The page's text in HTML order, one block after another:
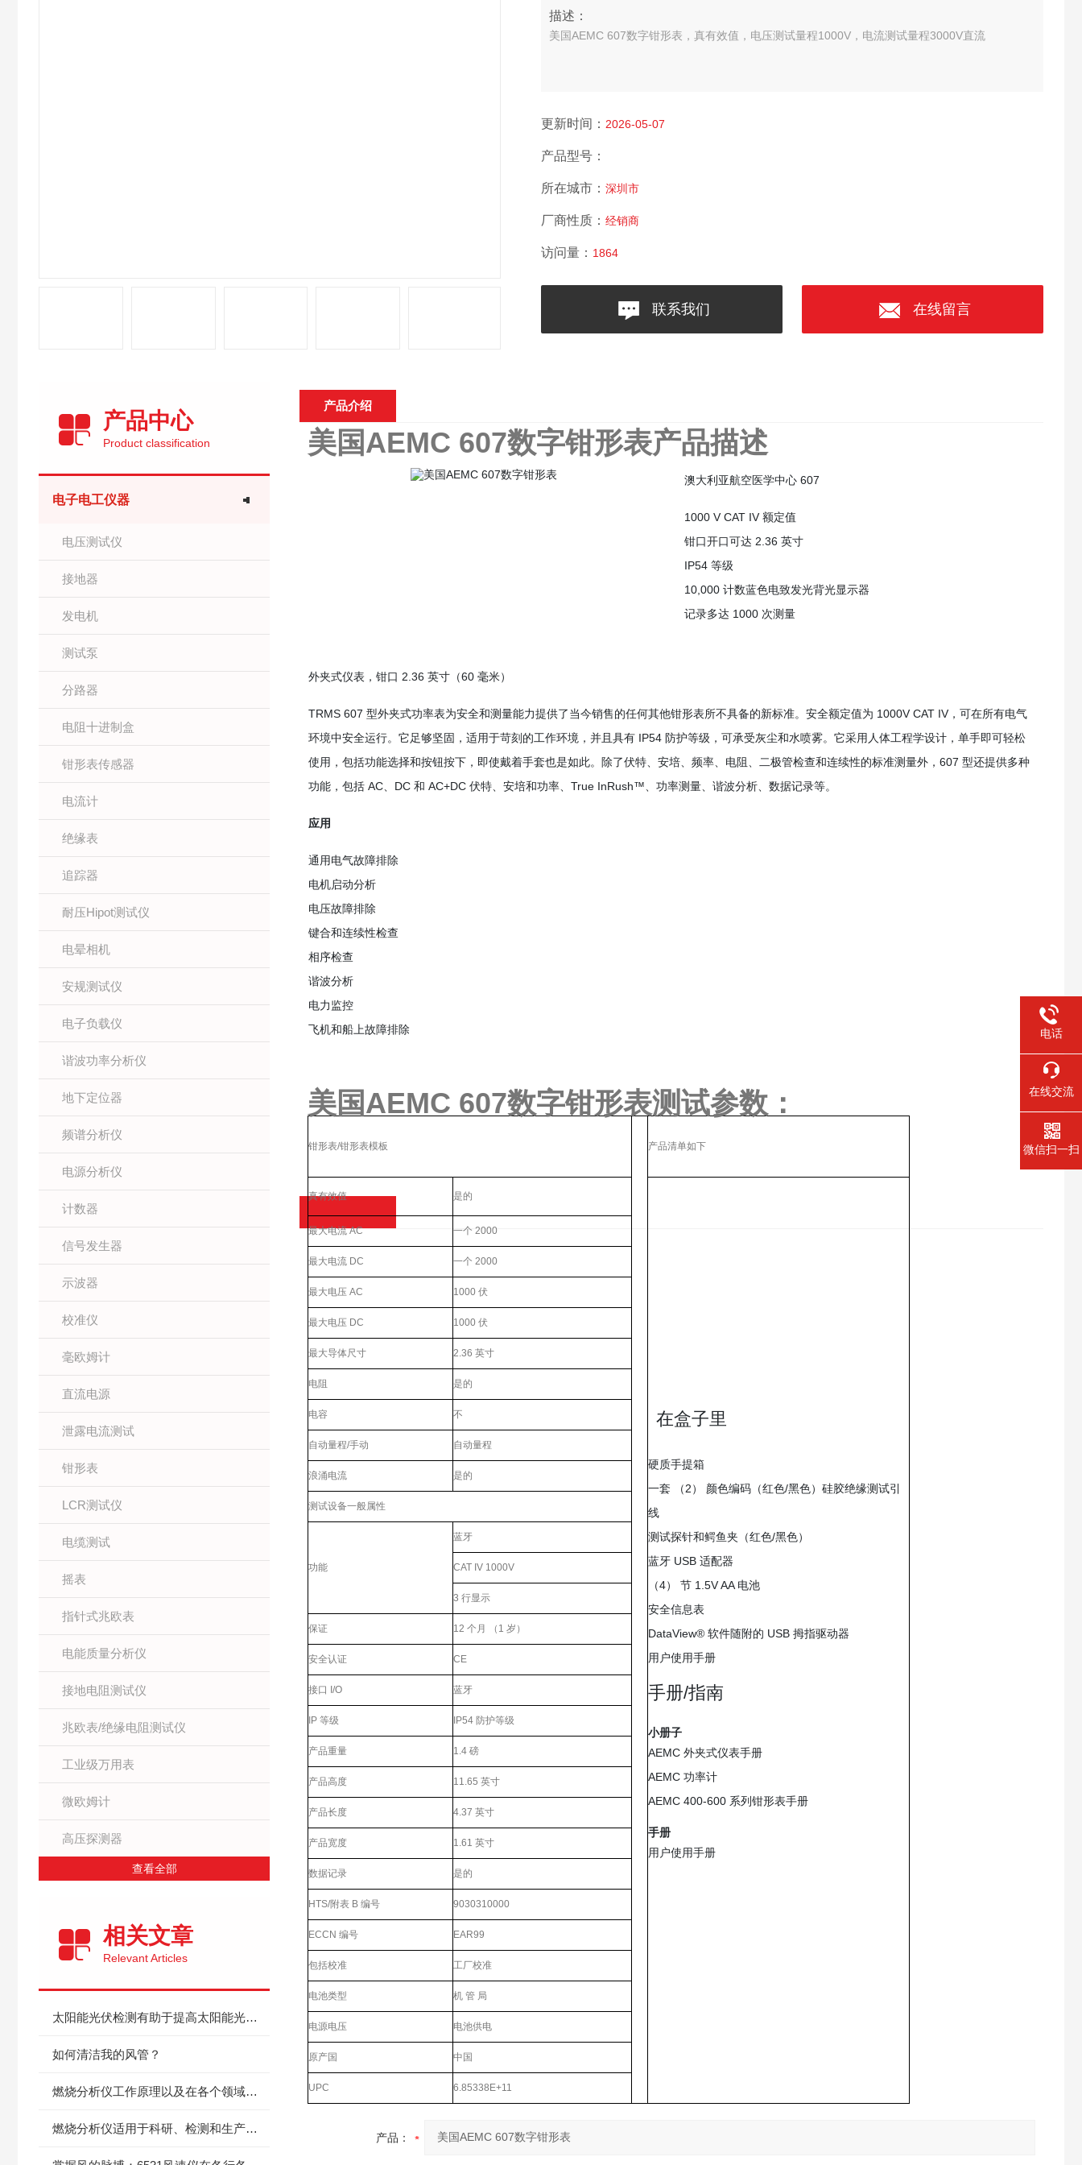
描述：
美国AEMC 607数字钳形表，真有效值，电压测试量程1000V，电流测试量程3000V直流
更新时间： 2026-05-07
产品型号：
所在城市： 深圳市
厂商性质： 经销商
访问量： 1864
联系我们 在线留言
产品中心
Product classification
电子电工仪器
电压测试仪
接地器
发电机
测试泵
分路器
电阻十进制盒
钳形表传感器
电流计
绝缘表
追踪器
耐压Hipot测试仪
电晕相机
安规测试仪
电子负载仪
谐波功率分析仪
地下定位器
频谱分析仪
电源分析仪
计数器
信号发生器
示波器
校准仪
毫欧姆计
直流电源
泄露电流测试
钳形表
LCR测试仪
电缆测试
摇表
指针式兆欧表
电能质量分析仪
接地电阻测试仪
兆欧表/绝缘电阻测试仪
工业级万用表
微欧姆计
高压探测器
查看全部
相关文章
Relevant Articles
太阳能光伏检测有助于提高太阳能光伏投资回报
如何清洁我的风管？
燃烧分析仪工作原理以及在各个领域中的应用
燃烧分析仪适用于科研、检测和生产控制
产品介绍
美国AEMC 607数字钳形表产品描述
澳大利亚航空医学中心 607
1000 V CAT IV 额定值
钳口开口可达 2.36 英寸
IP54 等级
10,000 计数蓝色电致发光背光显示器
记录多达 1000 次测量
外夹式仪表，钳口 2.36 英寸（60 毫米）
TRMS 607 型外夹式功率表为安全和测量能力提供了当今销售的任何其他钳形表所不具备的新标准。安全额定值为 1000V CAT IV，可在所有电气
环境中安全运行。它足够坚固，适用于苛刻的工作环境，并且具有 IP54 防护等级，可承受灰尘和水喷雾。它采用人体工程学设计，单手即可轻松
使用，包括功能选择和按钮按下，即使戴着手套也是如此。除了伏特、安培、频率、电阻、二极管检查和连续性的标准测量外，607 型还提供多种
功能，包括 AC、DC 和 AC+DC 伏特、安培和功率、True InRush™、功率测量、谐波分析、数据记录等。
应用
通用电气故障排除
电机启动分析
电压故障排除
键合和连续性检查
相序检查
谐波分析
电力监控
飞机和船上故障排除
美国AEMC 607数字钳形表测试参数：
钳形表/钳形表模板 产品清单如下
真有效值 是的
在盒子里
硬质手提箱
一套 （2） 颜色编码（红色/黑色）硅胶绝缘测试引
线
测试探针和鳄鱼夹（红色/黑色）
蓝牙 USB 适配器
（4） 节 1.5V AA 电池
安全信息表
DataView® 软件随附的 USB 拇指驱动器
用户使用手册
手册/指南
小册子
AEMC 外夹式仪表手册
AEMC 功率计
AEMC 400-600 系列钳形表手册
手册
用户使用手册
最大电流 AC 一个 2000
最大电流 DC 一个 2000
最大电压 AC 1000 伏
最大电压 DC 1000 伏
最大导体尺寸 2.36 英寸
电阻 是的
电容 不
自动量程/手动 自动量程
浪涌电流 是的
测试设备一般属性
功能
蓝牙
CAT IV 1000V
3 行显示
保证 12 个月 （1 岁）
安全认证 CE
接口 I/O 蓝牙
IP 等级 IP54 防护等级
产品重量 1.4 磅
产品高度 11.65 英寸
产品长度 4.37 英寸
产品宽度 1.61 英寸
数据记录 是的
HTS/附表 B 编号 9030310000
ECCN 编号 EAR99
包括校准 工厂校准
电池类型 机 管 局
电源电压 电池供电
原产国 中国
UPC 6.85338E+11
产品：
电话
在线交流
微信扫一扫